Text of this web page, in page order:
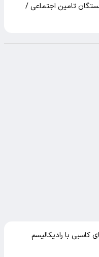
تامین اجتماعی /
کاسبی با رادیکالیسم